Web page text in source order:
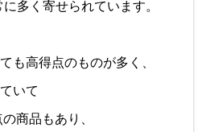
多く寄せられています。
も高得点のものが多く、
いて
商品もあり、